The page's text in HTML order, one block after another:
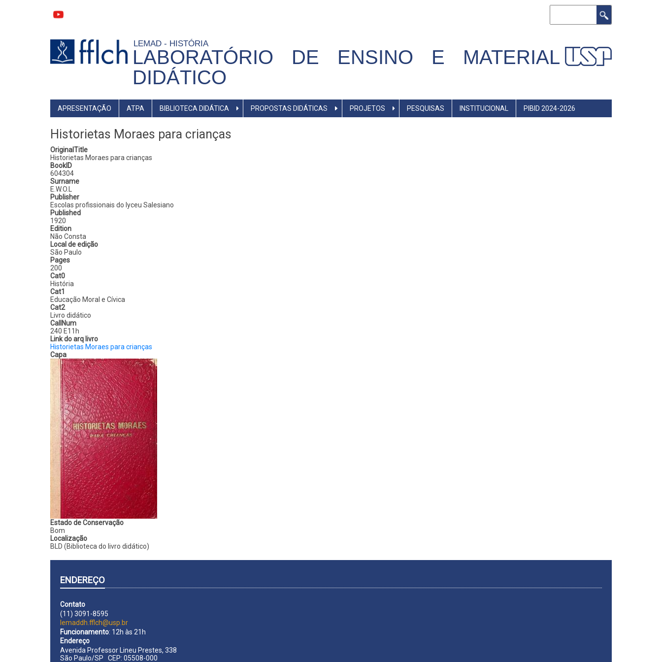
LEMAD - HISTÓRIA
LABORATÓRIO DE ENSINO E MATERIAL
DIDÁTICO
MAIN
NAVIGATION
APRESENTAÇÃO ATPA BIBLIOTECA DIDÁTICA PROPOSTAS DIDÁTICAS PROJETOS PESQUISAS INSTITUCIONAL PIBID 2024-2026
Historietas Moraes para crianças
OriginalTitle
Historietas Moraes para crianças
BookID
604304
Surname
E.W.O.L
Publisher
Escolas profissionais do lyceu Salesiano
Published
1920
Edition
Não Consta
Local de edição
São Paulo
Pages
200
Cat0
História
Cat1
Educação Moral e Cívica
Cat2
Livro didático
CallNum
240 E11h
Link do arq livro
Historietas Moraes para crianças
Capa
Estado de Conservação
Bom
Localização
BLD (Biblioteca do livro didático)
ENDEREÇO
Contato
(11) 3091-8595
lemaddh.fflch@usp.br
Funcionamento: 12h às 21h
Endereço
Avenida Professor Lineu Prestes, 338
São Paulo/SP CEP: 05508-000